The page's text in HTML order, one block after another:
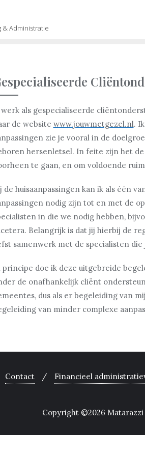
& Administratie
als gespecialiseerde
de website www.jouwmetgezel.nl.
zie je vooral in de
hersenletsel. In feite zijn het
te gaan, en om voldoende
de huisaanpassingen kan ik als één
nodig zijn tot en met de
in die we nodig hebben,
Belangrijk is dat jij hierbij de
samenwerk met de specialisten
principe doe ik deze uitgebreide
de onafhankelijk cliënt
dus als er begeleiding van
van minder complexe
Contact Financieel
Copyright ©2026